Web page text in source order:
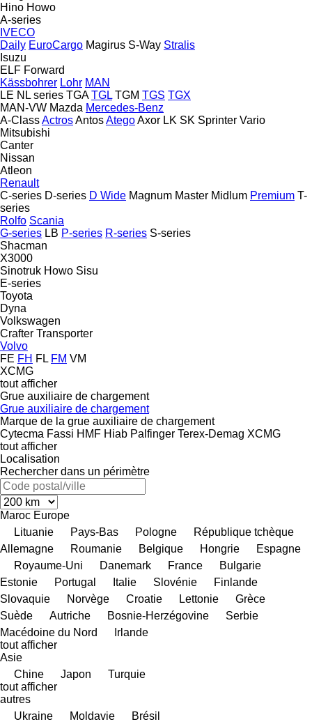
Hino Howo
A-series
IVECO
Daily EuroCargo Magirus S-Way Stralis
Isuzu
ELF Forward
Kässbohrer Lohr MAN
LE NL series TGA TGL TGM TGS TGX
MAN-VW Mazda Mercedes-Benz
A-ClassActrosAntosAtegoAxor LK SK Sprinter Vario
Mitsubishi
Canter
Nissan
Atleon
Renault
C-series D-series D Wide Magnum Master Midlum Premium T-
series
Rolfo Scania
G-series LB P-series R-series S-series
Shacman
X3000
Sinotruk Howo Sisu
E-series
Toyota
Dyna
Volkswagen
Crafter Transporter
Volvo
FE FH FL FM VM
XCMG
tout afficher
Grue auxiliaire de chargement
Grue auxiliaire de chargement
Marque de la grue auxiliaire de chargement
Cytecma Fassi HMF Hiab Palfinger Terex-Demag XCMG
tout afficher
Localisation
Rechercher dans un périmètre
Maroc Europe
Lituanie
Pays-Bas Pologne
République tchèque
Allemagne
Roumanie Belgique Hongrie
Espagne
Royaume-Uni
Danemark France
Bulgarie
Estonie
Portugal Italie Slovénie
Finlande
Slovaquie
Norvège Croatie Lettonie
Grèce
Suède
Autriche Bosnie-Herzégovine
Serbie
Macédoine du Nord
Irlande
tout afficher
Asie
Chine
Japon
Turquie
tout afficher
autres
Ukraine
Moldavie
Brésil